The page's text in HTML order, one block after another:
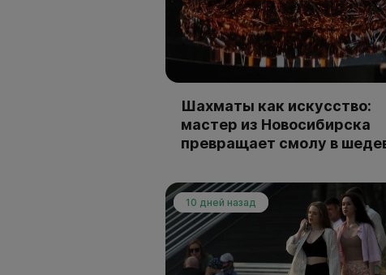
Шахматы как искусство:
мастер из Новосибирска
превращает смолу в
10 дней назад